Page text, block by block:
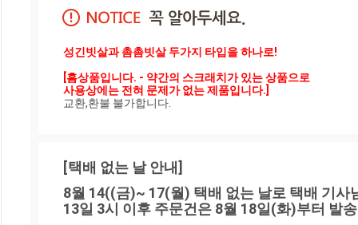
성긴빗살과 촘촘빗살 두가지 타입을 하나로!
[흠상품입니다. - 약간의 스크래치가 있는 상품으로
사용상에는 전혀 문제가 없는 제품입니다.]
교환,환불 불가합니다.
[택배 없는 날 안내]
8월 14((금)~ 17(월) 택배 없는 날로 택배 기사
13일 3시 이후 주문건은 8월 18일(화)부터 발